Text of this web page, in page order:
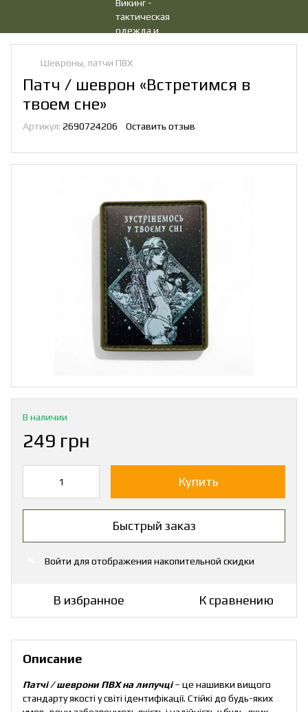
Шевроны, патчи ПВХ
Патч / шеврон «Встретимся в
твоем сне»
Артикул: 2690724206 Оставить отзыв
В наличии
249 грн
Купить
Быстрый заказ
Войти для отображения накопительной скидки
В избранное К сравнению
Описание
Патчі / шеврони ПВХ на липучці– це нашивки вищого
стандарту якості у світі ідентифікації. Стійкі до будь-яких